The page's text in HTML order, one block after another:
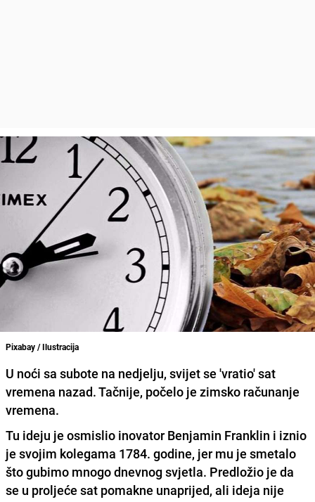
Pixabay / Ilustracija
U noći sa subote na nedjelju, svijet se 'vratio' sat
vremena nazad. Tačnije, počelo je zimsko računanje
vremena.
Tu ideju je osmislio inovator Benjamin Franklin i iznio
je svojim kolegama 1784. godine, jer mu je smetalo
štogubimo mnogo dnevnog svjetla. Predložio je da
se u proljeće sat pomakne unaprijed, ali ideja nije